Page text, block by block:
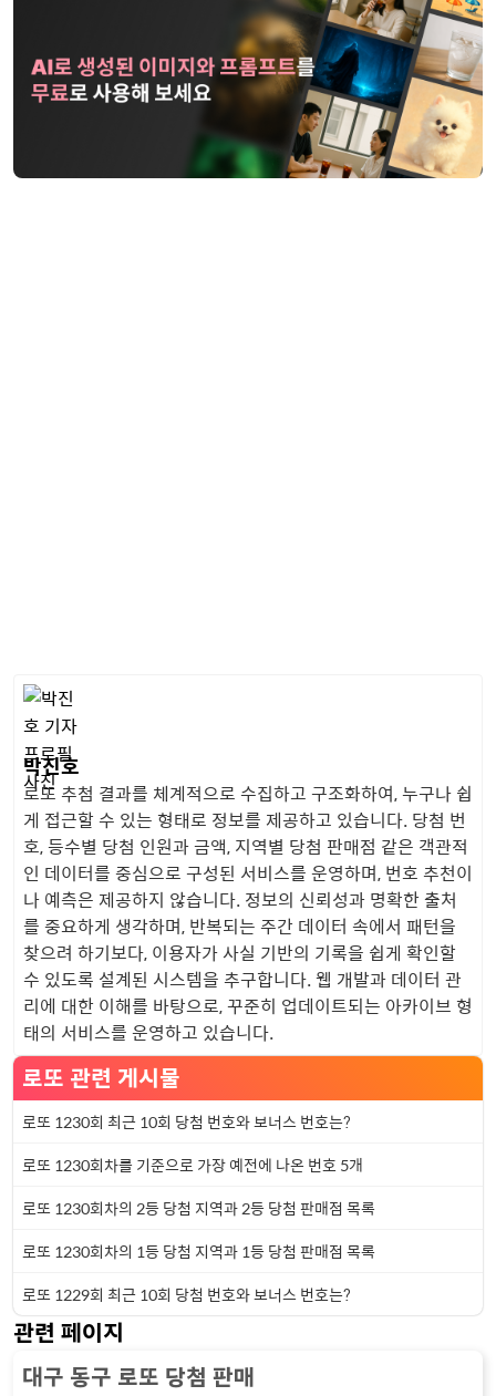
박진호
로또 추첨 결과를 체계적으로 수집하고 구조화하여, 누구나 쉽
게 접근할 수 있는 형태로 정보를 제공하고 있습니다. 당첨 번
호, 등수별 당첨 인원과 금액, 지역별 당첨 판매점 같은 객관적
인 데이터를 중심으로 구성된 서비스를 운영하며, 번호 추천이
나 예측은 제공하지 않습니다. 정보의 신뢰성과 명확한 출처
를 중요하게 생각하며, 반복되는 주간 데이터 속에서 패턴을
찾으려 하기보다, 이용자가 사실 기반의 기록을 쉽게 확인할
수 있도록 설계된 시스템을 추구합니다. 웹 개발과 데이터 관
리에 대한 이해를 바탕으로, 꾸준히 업데이트되는 아카이브 형
태의 서비스를 운영하고 있습니다.
로또 관련 게시물
로또 1230회 최근 10회 당첨 번호와 보너스 번호는?
로또 1230회차를 기준으로 가장 예전에 나온 번호 5개
로또 1230회차의 2등 당첨 지역과 2등 당첨 판매점 목록
로또 1230회차의 1등 당첨 지역과 1등 당첨 판매점 목록
로또 1229회 최근 10회 당첨 번호와 보너스 번호는?
관련 페이지
대구 동구 로또 당첨 판매